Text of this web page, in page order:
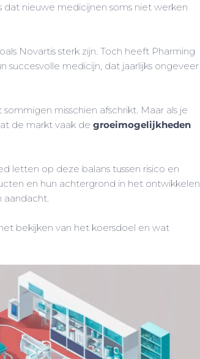
dat nieuwe medicijnen soms niet werken
Novartis sterk zijn. Toch heeft Pharming
succesvolle medicijn, dat jaarlijks ongeveer
misschien afschrikt. Maar als je
de markt vaak degroeimogelijkheden
letten op deze balans tussen risico en
en hun achtergrond in het ontwikkelen
aandacht.
bekijken van het koersdoel en wat